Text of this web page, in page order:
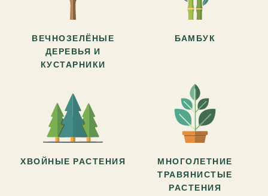
ВЕЧНОЗЕЛЁНЫЕ
ДЕРЕВЬЯ И
КУСТАРНИКИ
БАМБУК
ХВОЙНЫЕ РАСТЕНИЯ
МНОГОЛЕТНИЕ
ТРАВЯНИСТЫЕ
РАСТЕНИЯ